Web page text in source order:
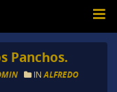
Panchos.
IN ALFREDO